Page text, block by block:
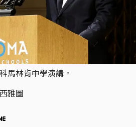
馬林肯中學演講。
雅圖